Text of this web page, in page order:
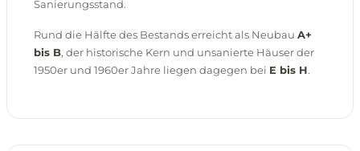
Sanierungsstand.
Rund die Hälfte des Bestands erreicht als Neubau A+
bis B, der historische Kern und unsanierte Häuser der
1950er und 1960er Jahre liegen dagegen bei E bis H.